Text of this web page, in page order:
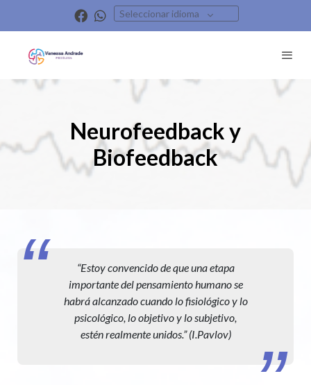
Seleccionar idioma
Neurofeedback y
Biofeedback
“Estoy convencido de que una etapa
importante del pensamiento humano se
habrá alcanzado cuando lo fisiológico y lo
psicológico, lo objetivo y lo subjetivo,
estén realmente unidos.” (I.Pavlov)